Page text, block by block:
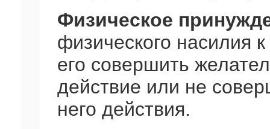
Физическое
физического насилия
его совершить
действие или не
него действия.